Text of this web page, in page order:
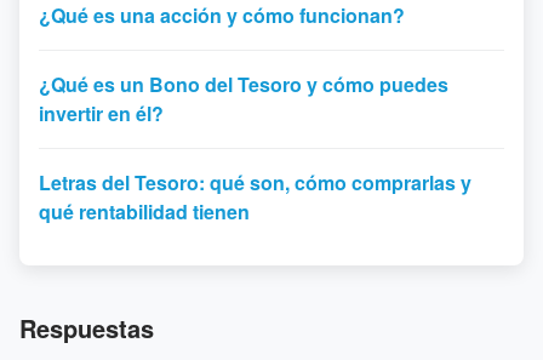
¿Qué es una acción y cómo funcionan?
¿Qué es un Bono del Tesoro y cómo puedes
invertir en él?
Letras del Tesoro: qué son, cómo comprarlas y
qué rentabilidad tienen
Respuestas